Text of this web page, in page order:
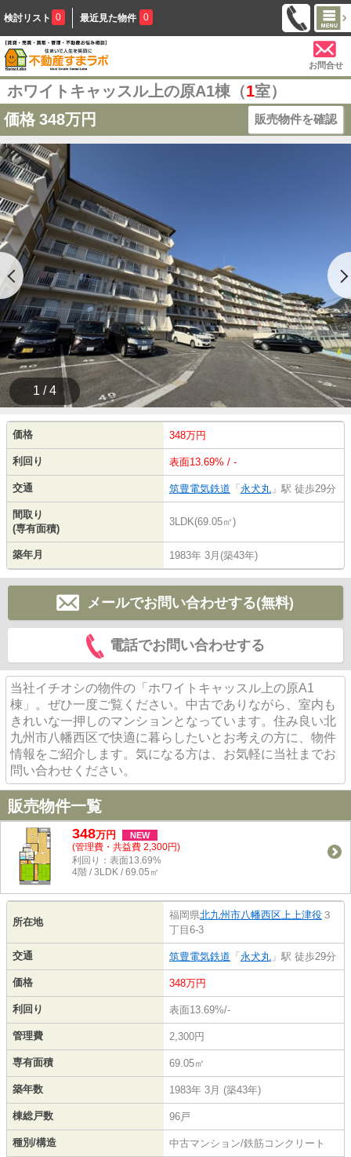
検討リスト 0 最近見た物件 0
お問合せ
ホワイトキャッスル上の原A1棟（1室）
価格 348万円 販売物件を確認
1 / 4
価格 348万円
利回り 表面13.69% / -
交通 筑豊電気鉄道 「 永犬丸 」駅 徒歩29分
間取り
(専有面積)
3LDK(69.05㎡)
築年月 1983年 3月(築43年)
メールでお問い合わせする(無料)
電話でお問い合わせする
当社イチオシの物件の「ホワイトキャッスル上の原A1
棟」。ぜひ一度ご覧ください。中古でありながら、室内も
きれいな一押しのマンションとなっています。住み良い北
九州市八幡西区で快適に暮らしたいとお考えの方に、物件
情報をご紹介します。気になる方は、お気軽に当社までお
問い合わせください。
販売物件一覧
348万円 NEW
(管理費・共益費 2,300円)
利回り：表面13.69%
4階 / 3LDK / 69.05㎡
所在地
福岡県北九州市八幡西区上上津役 ３
丁目6-3
交通 筑豊電気鉄道 「 永犬丸 」駅 徒歩29分
価格 348万円
利回り 表面13.69%/-
管理費 2,300円
専有面積 69.05㎡
築年数 1983年 3月 (築43年)
棟総戸数 96戸
種別/構造 中古マンション/鉄筋コンクリート